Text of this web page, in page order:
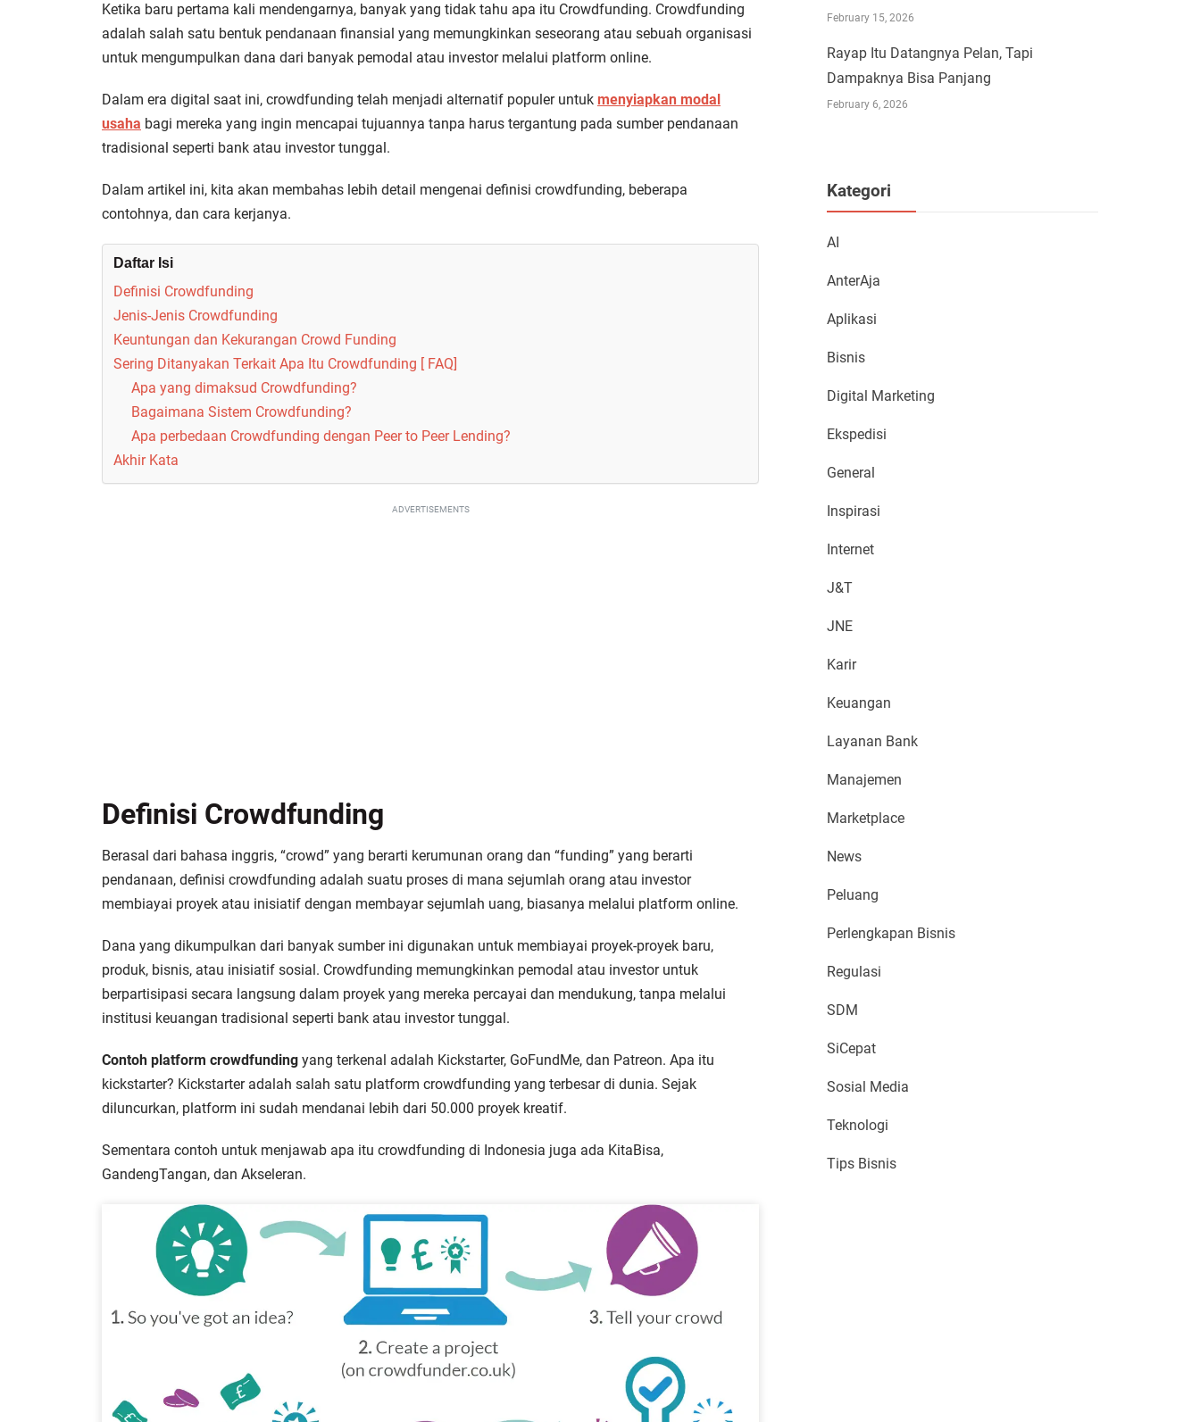
Ketika baru pertama kali mendengarnya, banyak yang tidak tahu apa itu Crowdfunding. Crowdfunding
adalah salah satu bentuk pendanaan finansial yang memungkinkan seseorang atau sebuah organisasi
untuk mengumpulkan dana dari banyak pemodal atau investor melalui platform online.
Dalam era digital saat ini, crowdfunding telah menjadi alternatif populer untuk menyiapkan modal
usaha bagi mereka yang ingin mencapai tujuannya tanpa harus tergantung pada sumber pendanaan
tradisional seperti bank atau investor tunggal.
Dalam artikel ini, kita akan membahas lebih detail mengenai definisi crowdfunding, beberapa
contohnya, dan cara kerjanya.
Daftar Isi
Definisi Crowdfunding
Jenis-Jenis Crowdfunding
Keuntungan dan Kekurangan Crowd Funding
Sering Ditanyakan Terkait Apa Itu Crowdfunding [ FAQ]
Apa yang dimaksud Crowdfunding?
Bagaimana Sistem Crowdfunding?
Apa perbedaan Crowdfunding dengan Peer to Peer Lending?
Akhir Kata
ADVERTISEMENTS
Definisi Crowdfunding
Berasal dari bahasa inggris, “crowd” yang berarti kerumunan orang dan “funding” yang berarti
pendanaan, definisi crowdfunding adalah suatu proses di mana sejumlah orang atau investor
membiayai proyek atau inisiatif dengan membayar sejumlah uang, biasanya melalui platform online.
Dana yang dikumpulkan dari banyak sumber ini digunakan untuk membiayai proyek-proyek baru,
produk, bisnis, atau inisiatif sosial. Crowdfunding memungkinkan pemodal atau investor untuk
berpartisipasi secara langsung dalam proyek yang mereka percayai dan mendukung, tanpa melalui
institusi keuangan tradisional seperti bank atau investor tunggal.
Contoh platform crowdfunding yang terkenal adalah Kickstarter, GoFundMe, dan Patreon. Apa itu
kickstarter? Kickstarter adalah salah satu platform crowdfunding yang terbesar di dunia. Sejak
diluncurkan, platform ini sudah mendanai lebih dari 50.000 proyek kreatif.
Sementara contoh untuk menjawab apa itu crowdfunding di Indonesia juga ada KitaBisa,
GandengTangan, dan Akseleran.
February 15, 2026
Rayap Itu Datangnya Pelan, Tapi
Dampaknya Bisa Panjang
February 6, 2026
Kategori
AI
AnterAja
Aplikasi
Bisnis
Digital Marketing
Ekspedisi
General
Inspirasi
Internet
J&T
JNE
Karir
Keuangan
Layanan Bank
Manajemen
Marketplace
News
Peluang
Perlengkapan Bisnis
Regulasi
SDM
SiCepat
Sosial Media
Teknologi
Tips Bisnis